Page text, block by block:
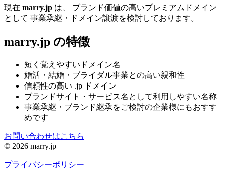
現在 marry.jp は、 ブランド価値の高いプレミアムドメイン
として 事業承継・ドメイン譲渡を検討しております。
marry.jp の特徴
短く覚えやすいドメイン名
婚活・結婚・ブライダル事業との高い親和性
信頼性の高い .jp ドメイン
ブランドサイト・サービス名として利用しやすい名称
事業承継・ブランド継承をご検討の企業様にもおすす
めです
お問い合わせはこちら
© 2026 marry.jp
プライバシーポリシー